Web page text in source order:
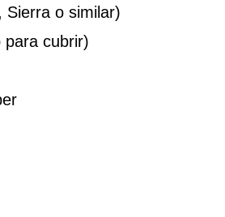
Sierra o similar)
para cubrir)